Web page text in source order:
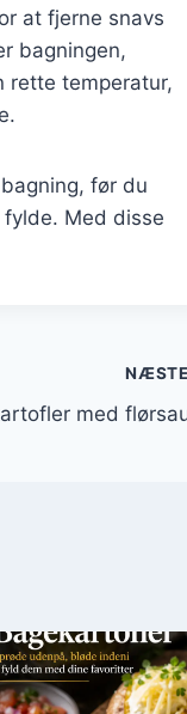
at fjerne snavs
bagningen,
rette temperatur,
før du
Med disse
NÆSTE
med